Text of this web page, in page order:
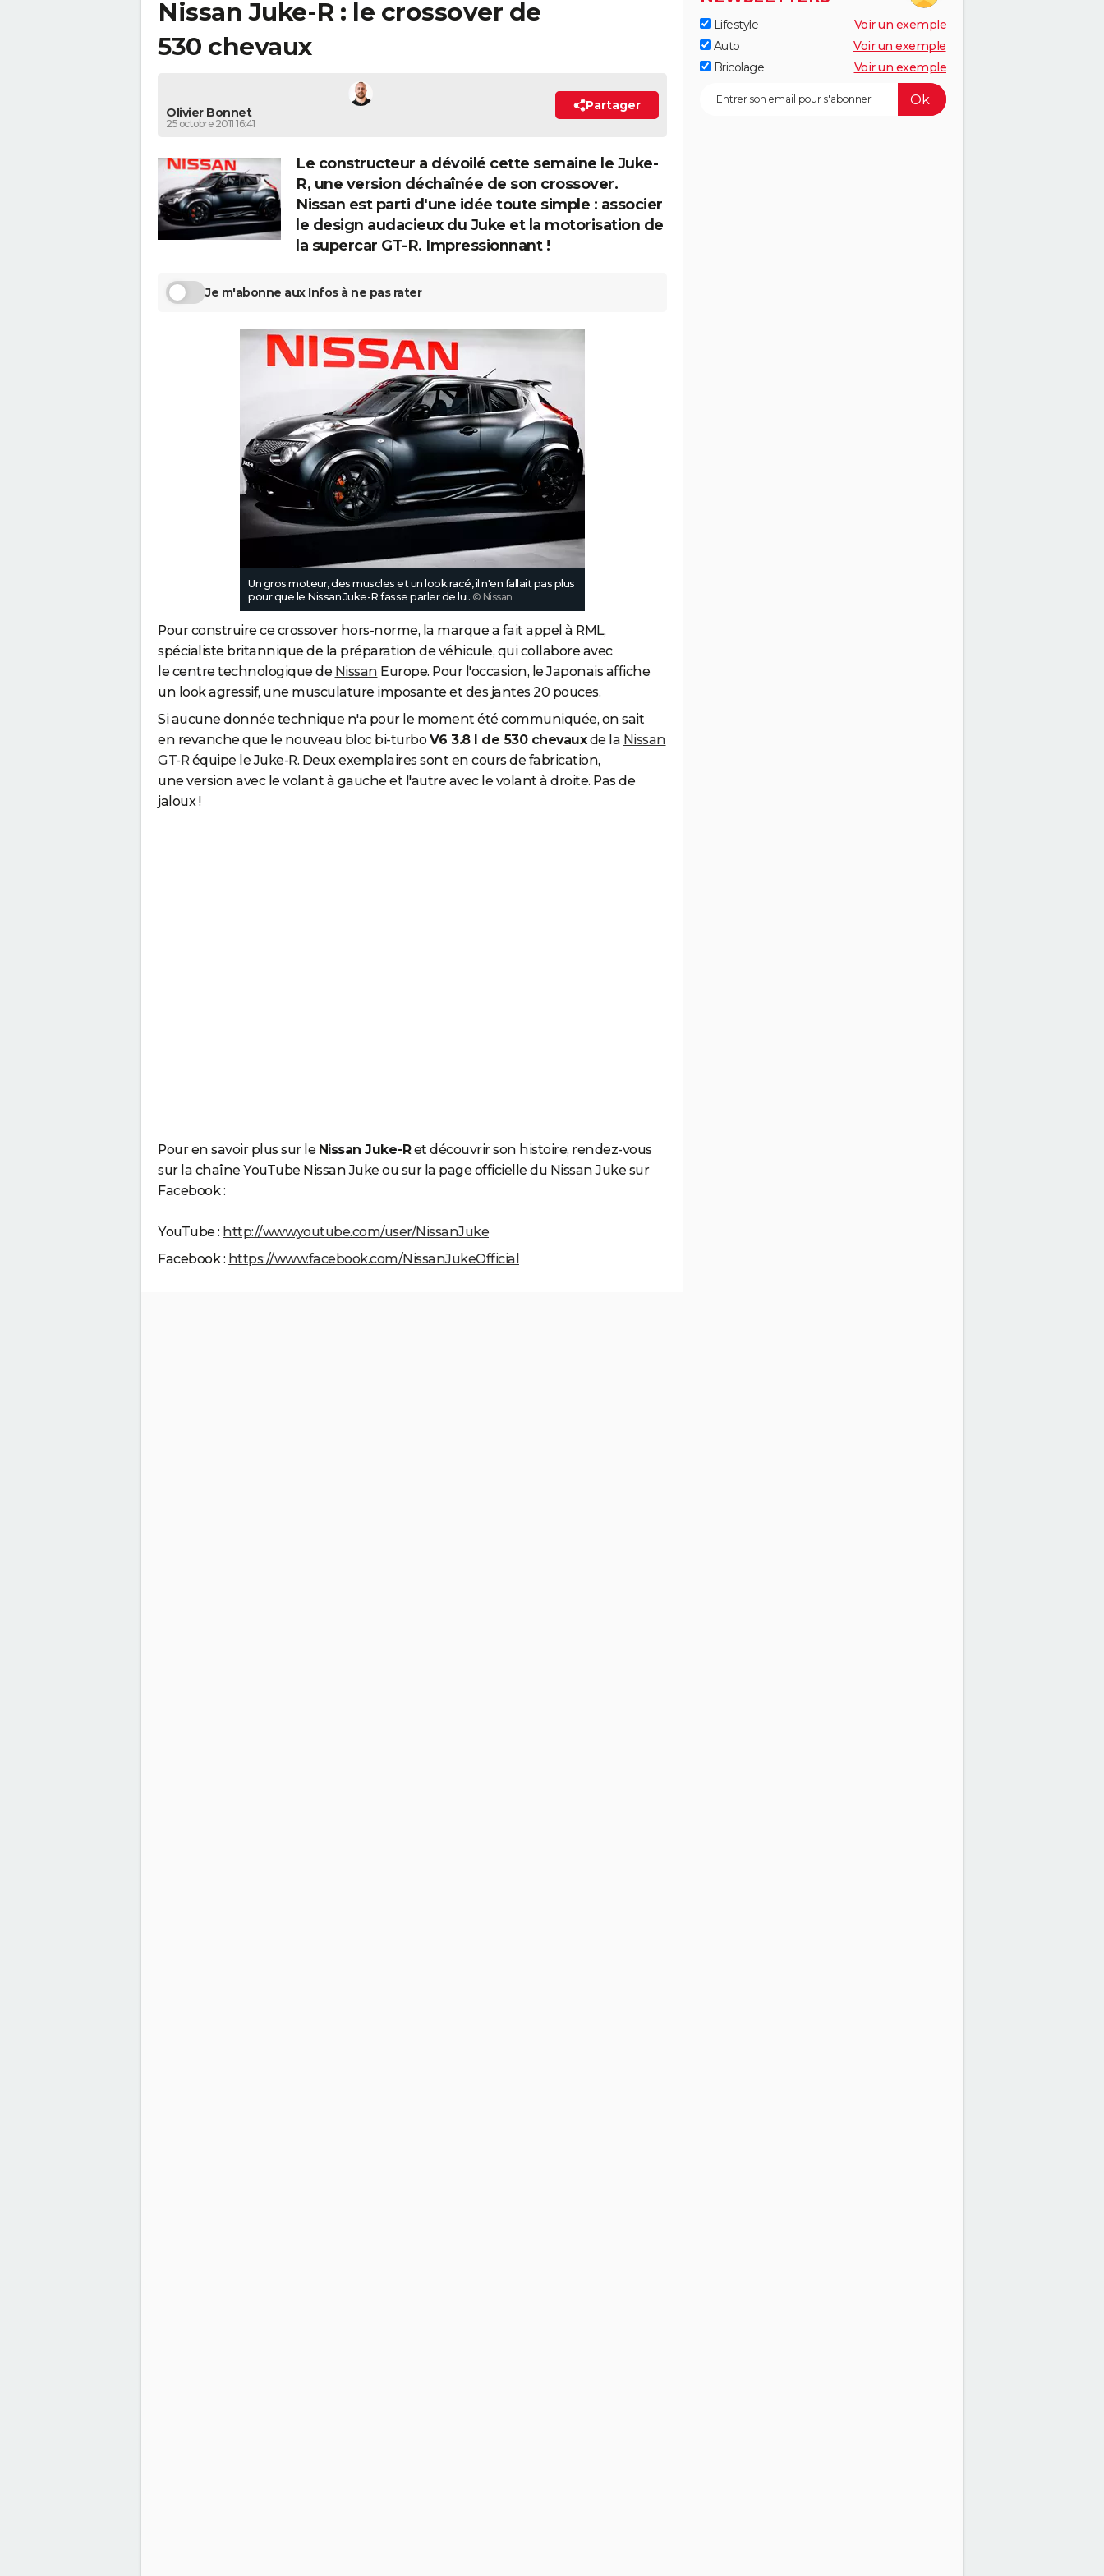
Nissan Juke-R : le crossover de
530 chevaux
Olivier Bonnet
25 octobre 2011 16:41
Partager
Le constructeur a dévoilé cette semaine le Juke-
R, une version déchaînée de son crossover.
Nissan est parti d'une idée toute simple : associer
le design audacieux du Juke et la motorisation de
la supercar GT-R. Impressionnant !
Je m'abonne aux Infos à ne pas rater
Un gros moteur, des muscles et un look racé, il n'en fallait pas plus
pour que le Nissan Juke-R fasse parler de lui. © Nissan
Pour construire ce crossover hors-norme, la marque a fait appel à RML,
spécialiste britannique de la préparation de véhicule, qui collabore avec
le centre technologique de Nissan Europe. Pour l'occasion, le Japonais affiche
un look agressif, une musculature imposante et des jantes 20 pouces.
Si aucune donnée technique n'a pour le moment été communiquée, on sait
en revanche que le nouveau bloc bi-turboV6 3.8 l de 530 chevauxde la Nissan
GT-R équipe le Juke-R. Deux exemplaires sont en cours de fabrication,
une version avec le volant à gauche et l'autre avec le volant à droite. Pas de
jaloux !
Pour en savoir plus sur le Nissan Juke-Ret découvrir son histoire, rendez-vous
sur la chaîne YouTube Nissan Juke ou sur la page officielle du Nissan Juke sur
Facebook :
YouTube : http://www.youtube.com/user/NissanJuke
Facebook : https://www.facebook.com/NissanJukeOfficial
Lifestyle
Voir un exemple
Auto
Voir un exemple
Bricolage
Voir un exemple